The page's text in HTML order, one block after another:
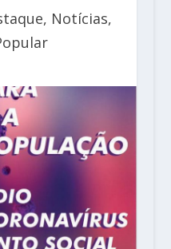
, Notícias,